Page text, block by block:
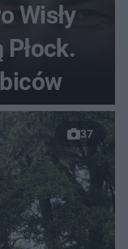
Wisły
Płock.
37